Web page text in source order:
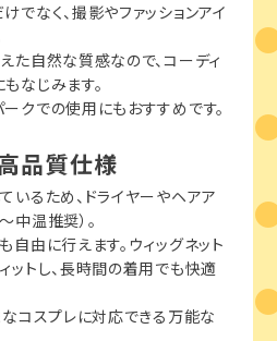
でなく、撮影やファッションアイ
た自然な質感なので、コーディ
なじみます。
クでの使用にもおすすめです。
品質仕様
いるため、ドライヤーやヘアア
中温推奨）。
自由に行えます。ウィッグネット
ットし、長時間の着用でも快適
なコスプレに対応できる万能な